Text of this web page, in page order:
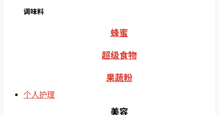
调味料
蜂蜜
超级食物
果蔬粉
个人护理
美容